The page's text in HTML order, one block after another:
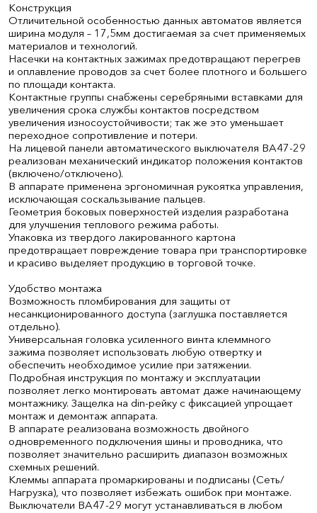
Конструкция
Отличительной особенностью данных автоматов является
ширина модуля – 17,5мм достигаемая за счет применяемых
материалов и технологий.
Насечки на контактных зажимах предотвращают перегрев
и оплавление проводов за счет более плотного и большего
по площади контакта.
Контактные группы снабжены серебряными вставками для
увеличения срока службы контактов посредством
увеличения износоустойчивости; так же это уменьшает
переходное сопротивление и потери.
На лицевой панели автоматического выключателя ВА47-29
реализован механический индикатор положения контактов
(включено/отключено).
В аппарате применена эргономичная рукоятка управления,
исключающая соскальзывание пальцев.
Геометрия боковых поверхностей изделия разработана
для улучшения теплового режима работы.
Упаковка из твердого лакированного картона
предотвращает повреждение товара при транспортировке
и красиво выделяет продукцию в торговой точке.
Удобство монтажа
Возможность пломбирования для защиты от
несанкционированного доступа (заглушка поставляется
отдельно).
Универсальная головка усиленного винта клеммного
зажима позволяет использовать любую отвертку и
обеспечить необходимое усилие при затяжении.
Подробная инструкция по монтажу и эксплуатации
позволяет легко монтировать автомат даже начинающему
монтажнику. Защелка на din-рейку с фиксацией упрощает
монтаж и демонтаж аппарата.
В аппарате реализована возможность двойного
одновременного подключения шины и проводника, что
позволяет значительно расширить диапазон возможных
схемных решений.
Клеммы аппарата промаркированы и подписаны (Сеть/
Нагрузка), что позволяет избежать ошибок при монтаже.
Выключатели ВА47-29 могут устанавливаться в любом